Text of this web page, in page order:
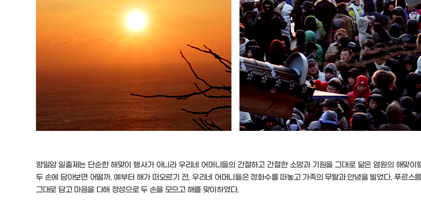
향일암 일출제는 단순한 해맞이 행사가 아니라 우리네 어머니들의 간절하고 간절한 소망과 기원을 그대로 닮은 염원의 해맞
두 손에 담아보면 어떨까. 예부터 해가 떠오르기 전, 우리네 어머니들은 정화수를 떠놓고 가족의 무탈과 안녕을 빌었다. 푸르
그대로 담고 마음을 다해 정성으로 두 손을 모으고 해를 맞이하였다.